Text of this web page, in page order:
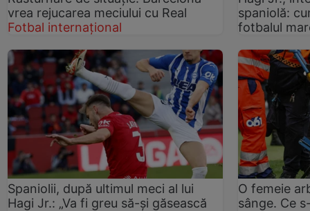
vrea rejucarea meciului cu Real
Fotbal internațional
spaniolă:
fotbalul
Spaniolii, după ultimul meci al lui
Hagi Jr.: „Va fi greu să-și găsească
O femeie
sânge. Ce